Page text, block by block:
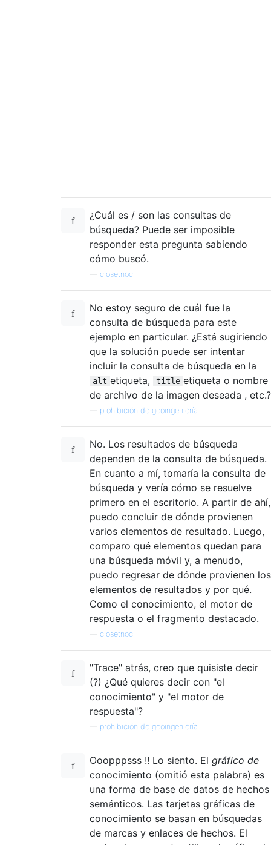
¿Cuál es / son las consultas de
búsqueda? Puede ser imposible
responder esta pregunta sabiendo
cómo buscó.
closetnoc
No estoy seguro de cuál fue la
consulta de búsqueda para este
ejemplo en particular. ¿Está sugiriendo
que la solución puede ser intentar
incluir la consulta de búsqueda en la
alt etiqueta, title etiqueta o nombre
de archivo de la imagen deseada , etc.?
prohibición de geoingeniería
No. Los resultados de búsqueda
dependen de la consulta de búsqueda.
En cuanto a mí, tomaría la consulta de
búsqueda y vería cómo se resuelve
primero en el escritorio. A partir de ahí,
puedo concluir de dónde provienen
varios elementos de resultado. Luego,
comparo qué elementos quedan para
una búsqueda móvil y, a menudo,
puedo regresar de dónde provienen los
elementos de resultados y por qué.
Como el conocimiento, el motor de
respuesta o el fragmento destacado.
closetnoc
"Trace" atrás, creo que quisiste decir
(?) ¿Qué quieres decir con "el
conocimiento" y "el motor de
respuesta"?
prohibición de geoingeniería
Ooopppsss !! Lo siento. El gráfico de
conocimiento (omitió esta palabra) es
una forma de base de datos de hechos
semánticos. Las tarjetas gráficas de
conocimiento se basan en búsquedas
de marcas y enlaces de hechos. El